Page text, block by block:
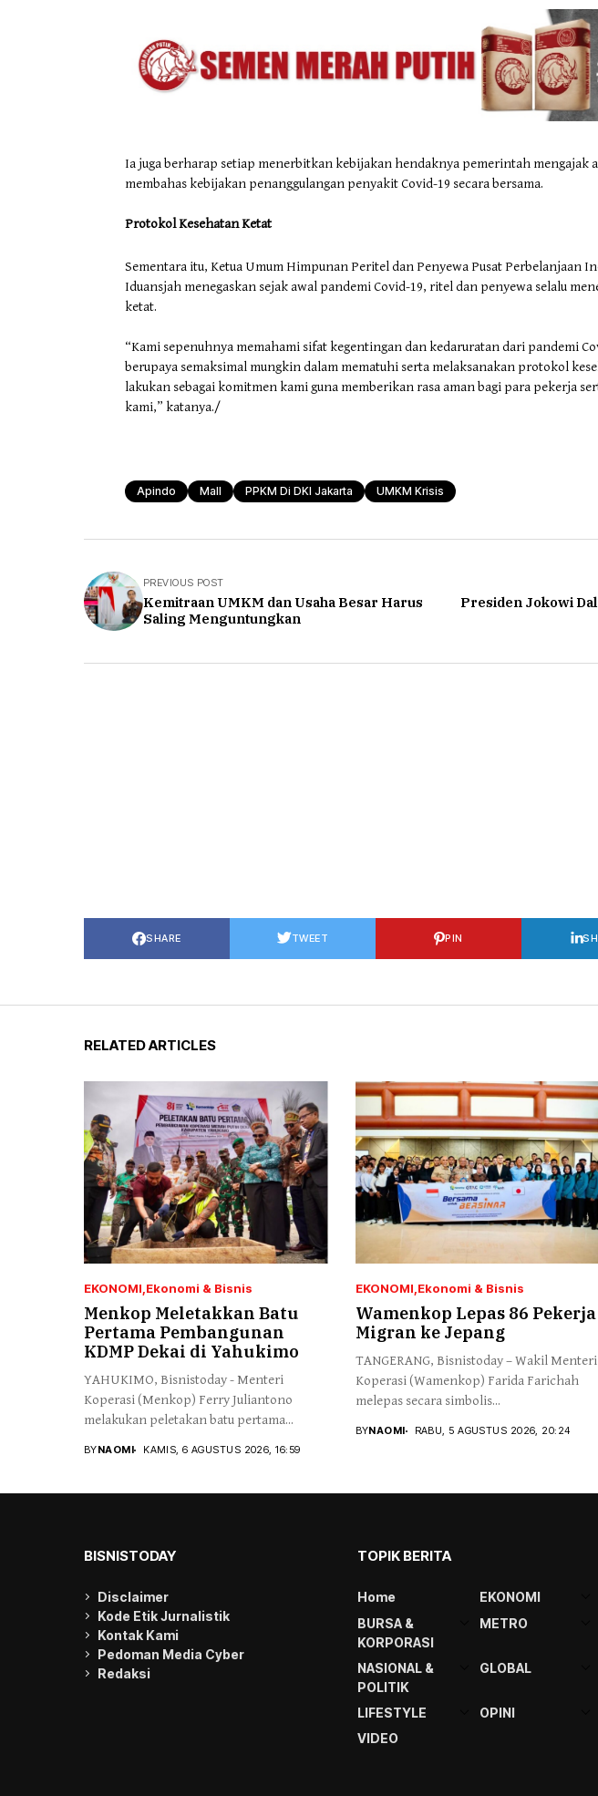
Ia juga berharap setiap menerbitkan kebijakan hendaknya pemerintah mengajak
membahas kebijakan penanggulangan penyakit Covid-19 secara bersama.
Protokol Kesehatan Ketat
Sementara itu, Ketua Umum Himpunan Peritel dan Penyewa Pusat Perbelanjaan
Iduansjah menegaskan sejak awal pandemi Covid-19, ritel dan penyewa selalu
ketat.
“Kami sepenuhnya memahami sifat kegentingan dan kedaruratan dari pandemi
berupaya semaksimal mungkin dalam mematuhi serta melaksanakan protokol
lakukan sebagai komitmen kami guna memberikan rasa aman bagi para pekerja
kami,” katanya./
Apindo Mall PPKM Di DKI Jakarta UMKM Krisis
PREVIOUS POST
Kemitraan UMKM dan Usaha Besar Harus
Saling Menguntungkan
Presiden Jokowi
SHARE TWEET PIN
RELATED ARTICLES
EKONOMI Ekonomi & Bisnis
Menkop Meletakkan Batu
Pertama Pembangunan
KDMP Dekai di Yahukimo
YAHUKIMO, Bisnistoday - Menteri
Koperasi (Menkop) Ferry Juliantono
melakukan peletakan batu pertama...
BYNAOMI KAMIS, 6 AGUSTUS 2026, 16:59
EKONOMI Ekonomi & Bisnis
Wamenkop Lepas 86 Pekerja
Migran ke Jepang
TANGERANG, Bisnistoday – Wakil Menteri
Koperasi (Wamenkop) Farida Farichah
melepas secara simbolis...
BYNAOMI RABU, 5 AGUSTUS 2026, 20:24
BISNISTODAY
Disclaimer
Kode Etik Jurnalistik
Kontak Kami
Pedoman Media Cyber
Redaksi
TOPIK BERITA
Home
EKONOMI
BURSA &
KORPORASI
METRO
NASIONAL &
POLITIK
GLOBAL
LIFESTYLE
OPINI
VIDEO